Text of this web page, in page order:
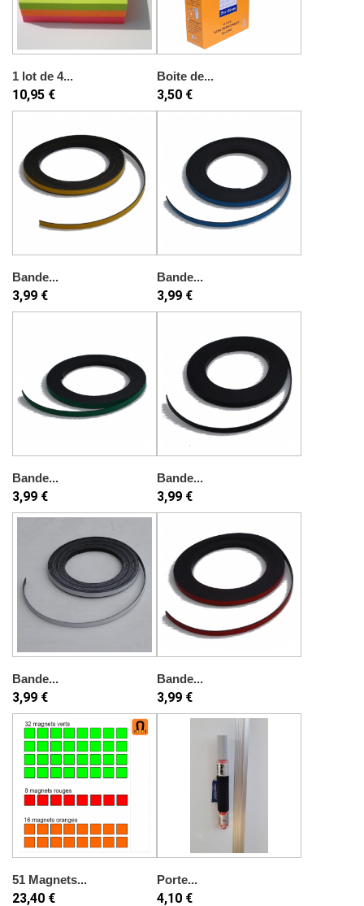
1 lot de 4...
10,95 €
Boite de...
3,50 €
Bande...
3,99 €
Bande...
3,99 €
Bande...
3,99 €
Bande...
3,99 €
Bande...
3,99 €
Bande...
3,99 €
51 Magnets...
23,40 €
Porte...
4,10 €